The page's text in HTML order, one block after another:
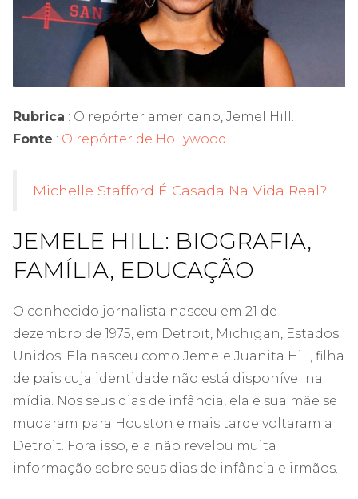
Rubrica : O repórter americano, Jemel Hill.
Fonte : O repórter de Hollywood
Michelle Stafford É Casada Na Vida Real?
JEMELE HILL: BIOGRAFIA,
FAMÍLIA, EDUCAÇÃO
O conhecido jornalista nasceu em 21 de
dezembro de 1975, em Detroit, Michigan, Estados
Unidos. Ela nasceu como Jemele Juanita Hill, filha
de pais cuja identidade não está disponível na
mídia. Nos seus dias de infância, ela e sua mãe se
mudaram para Houston e mais tarde voltaram a
Detroit. Fora isso, ela não revelou muita
informação sobre seus dias de infância e irmãos.